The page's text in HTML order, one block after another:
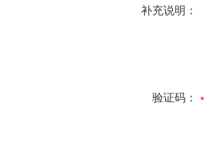
补充说明：
验证码：